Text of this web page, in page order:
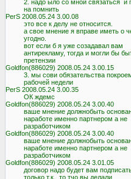
2. надо ыло со мной связаться
          на помнить
PerS 2008.05.24 3.00.08
          это все к делу не относится.
а свое мнение я вправе иметь о
          угодно.
          вот если б я уже созадавал вам
антирекламу, тогда и могли бы
          претензии
Goldfon(886029) 2008.05.24 3.00.15
3. мы сови обязательства
          рабочей недели
PerS 2008.05.24 3.00.35
          ОК ждемс
Goldfon(886029) 2008.05.24 3.00.40
ваше мнение должнобыть
          наработе именно партнером а не
          разработчиком
Goldfon(886029) 2008.05.24 3.00.40
ваше мнение должнобыть
          наработе именно партнером а не
          разработчиком
Goldfon(886029) 2008.05.24 3.01.05
договор надо будет вам
          только т.к.  то тчо вы делали